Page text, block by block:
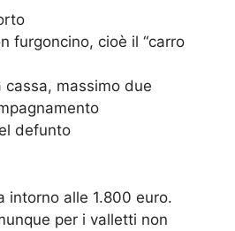
furgoncino, cioè il “carro
massimo due
defunto
intorno alle 1.800 euro.
per i valletti non